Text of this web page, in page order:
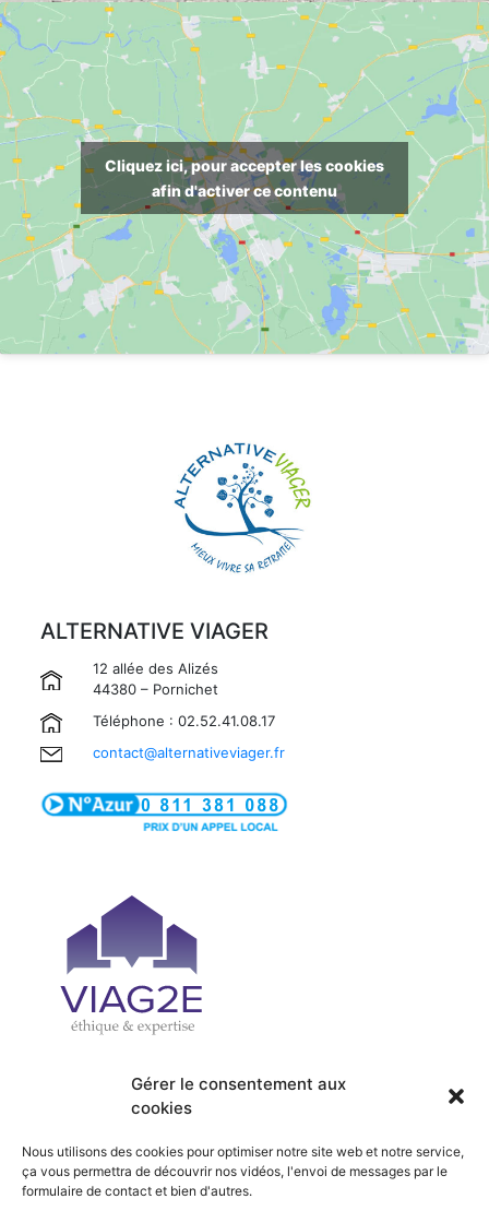
Gérer le consentement aux
cookies
Nous utilisons des cookies pour optimiser notre site web et notre service,
ça vous permettra de découvrir nos vidéos, l'envoi de messages par le
formulaire de contact et bien d'autres.
Cliquez ici, pour accepter les cookies
afin d'activer ce contenu
ALTERNATIVE VIAGER
12 allée des Alizés
44380 – Pornichet
Téléphone : 02.52.41.08.17
contact@alternativeviager.fr
| ACTUALITÉS
| RECRUTEMENT
| HONORAIRES
| CONTACT